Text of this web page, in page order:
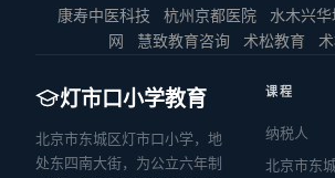
康寿中医科技
杭州京都医院 水木兴华
网
慧致教育咨询 术松教育
灯市口小学教育
北京市东城区灯市口小学，地
处东四南大街，为公立六年制
课程
纳税人
北京市东